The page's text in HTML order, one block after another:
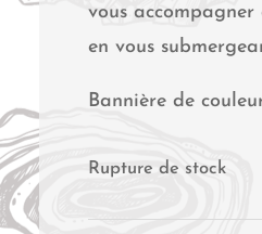
vous
en vous
Bannière de
Rupture de stock